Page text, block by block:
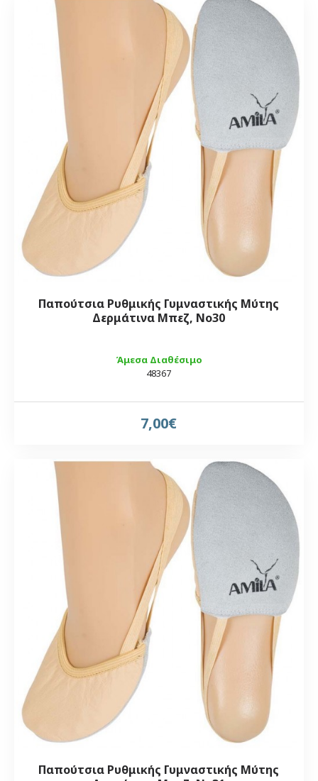
Άμεσα Διαθέσιμο
48367
Παπούτσια Ρυθμικής Γυμναστικής Μύτης
Δερμάτινα Μπεζ, Νο30
7,00€
Παπούτσια Ρυθμικής Γυμναστικής Μύτης